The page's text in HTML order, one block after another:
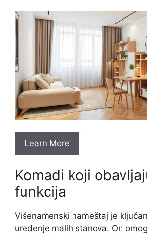
Learn More
Komadi koji
funkcija
Višenamenski nameštaj je
uređenje malih stanova. On